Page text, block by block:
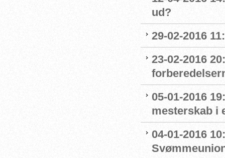
ud?
29-02-2016
23-02-2016
05-01-2016
mesterskab i
04-01-2016